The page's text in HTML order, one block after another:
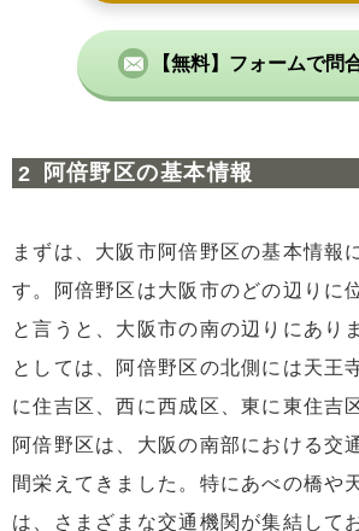
【無料】フォームで問
阿倍野区の基本情報
まずは、大阪市阿倍野区の基本情報
す。阿倍野区は大阪市のどの辺りに
と言うと、大阪市の南の辺りにあり
としては、阿倍野区の北側には天王
に住吉区、西に西成区、東に東住吉
阿倍野区は、大阪の南部における交
間栄えてきました。特にあべの橋や
は、さまざまな交通機関が集結して